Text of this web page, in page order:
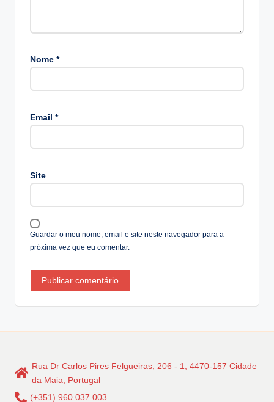
Nome *
Email *
Site
Guardar o meu nome, email e site neste navegador para a
próxima vez que eu comentar.
e
ti
e
:
Rua Dr Carlos Pires Felgueiras, 206 - 1, 4470-157 Cidade
da Maia, Portugal
(+351) 960 037 003